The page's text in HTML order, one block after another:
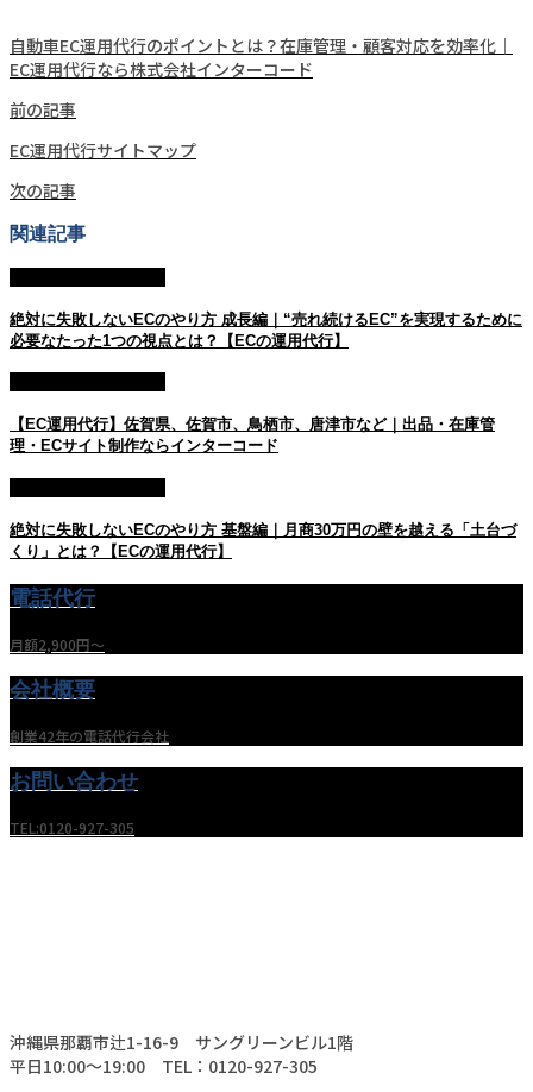
自動車EC運用代行のポイントとは？在庫管理・顧客対応を効率化｜
EC運用代行なら株式会社インターコード
前の記事
EC運用代行サイトマップ
次の記事
関連記事
絶対に失敗しないECのやり方 成長編｜“売れ続けるEC”を実現するために
必要なたった1つの視点とは？【ECの運用代行】
【EC運用代行】佐賀県、佐賀市、鳥栖市、唐津市など｜出品・在庫管
理・ECサイト制作ならインターコード
絶対に失敗しないECのやり方 基盤編｜月商30万円の壁を越える「土台づ
くり」とは？【ECの運用代行】
電話代行
月額2,900円〜
会社概要
創業42年の電話代行会社
お問い合わせ
TEL:0120-927-305
沖縄県那覇市辻1-16-9 サングリーンビル1階
平日10:00〜19:00 TEL：0120-927-305